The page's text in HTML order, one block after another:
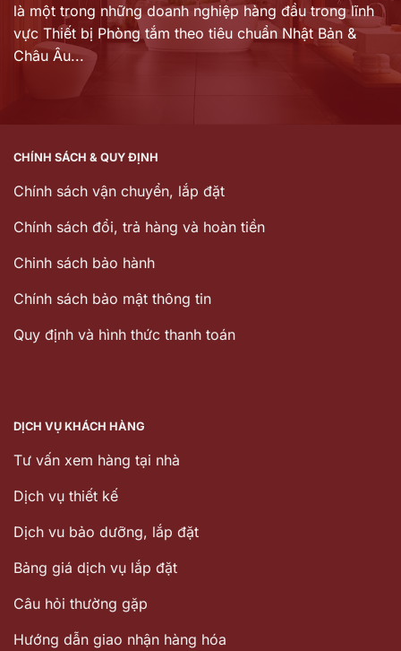
là một trong những doanh nghiệp hàng đầu trong lĩnh
vực Thiết bị Phòng tắm theo tiêu chuẩn Nhật Bản &
Châu Âu...
CHÍNH SÁCH & QUY ĐỊNH
Chính sách vận chuyển, lắp đặt
Chính sách đổi, trả hàng và hoàn tiền
Chinh sách bảo hành
Chính sách bảo mật thông tin
Quy định và hình thức thanh toán
DỊCH VỤ KHÁCH HÀNG
Tư vấn xem hàng tại nhà
Dịch vụ thiết kế
Dịch vu bảo dưỡng, lắp đặt
Bảng giá dịch vụ lắp đặt
Câu hỏi thường gặp
Hướng dẫn giao nhận hàng hóa